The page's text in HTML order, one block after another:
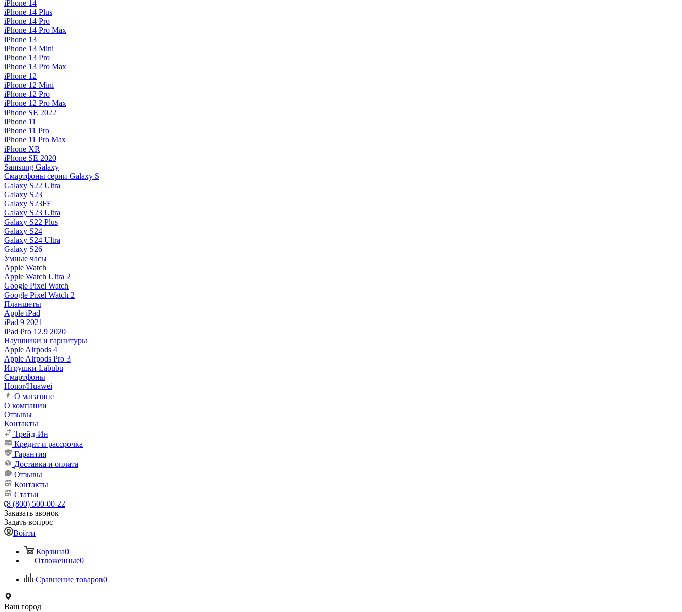
iPhone 14
iPhone 14 Plus
iPhone 14 Pro
iPhone 14 Pro Max
iPhone 13
iPhone 13 Mini
iPhone 13 Pro
iPhone 13 Pro Max
iPhone 12
iPhone 12 Mini
iPhone 12 Pro
iPhone 12 Pro Max
iPhone SE 2022
iPhone 11
iPhone 11 Pro
iPhone 11 Pro Max
iPhone XR
iPhone SE 2020
Samsung Galaxy
Смартфоны серии Galaxy S
Galaxy S22 Ultra
Galaxy S23
Galaxy S23FE
Galaxy S23 Ultra
Galaxy S22 Plus
Galaxy S24
Galaxy S24 Ultra
Galaxy S26
Умные часы
Apple Watch
Apple Watch Ultra 2
Google Pixel Watch
Google Pixel Watch 2
Планшеты
Apple iPad
iPad 9 2021
iPad Pro 12.9 2020
Наушники и гарнитуры
Apple Airpods 4
Apple Airpods Pro 3
Игрушки Labubu
Смартфоны
Honor/Huawei
О магазине
О компании
Отзывы
Контакты
Трейд-Ин
Кредит и рассрочка
Гарантия
Доставка и оплата
Отзывы
Контакты
Статьи
8 (800) 500-00-22
Заказать звонок
Задать вопрос
Войти
Корзина0
Отложенные0
Сравнение товаров0
Ваш город